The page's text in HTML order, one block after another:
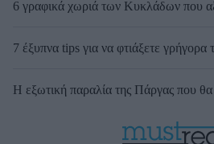
6 γραφικά χωριά των Κυκλάδων που
7 έξυπνα tips για να φτιάξετε
Η εξωτική παραλία της Πάργας που θα